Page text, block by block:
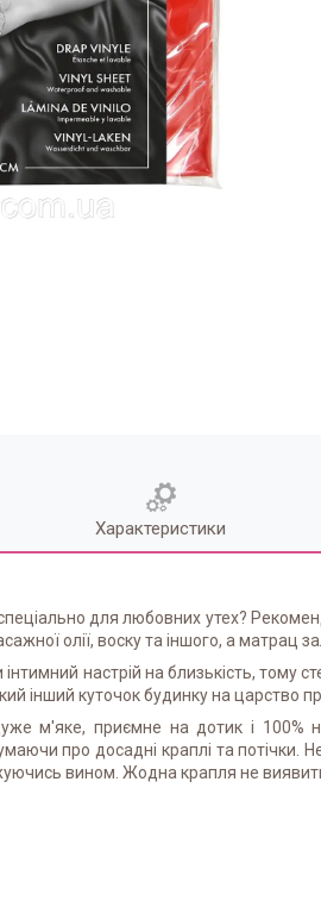
Характеристики
для любовних утех?
олії, воску та іншого, а матрац
настрій на близькість, тому
куточок будинку на царство
м'яке, приємне на дотик і 100%
про досадні краплі та потічки.
вином. Жодна крапля не